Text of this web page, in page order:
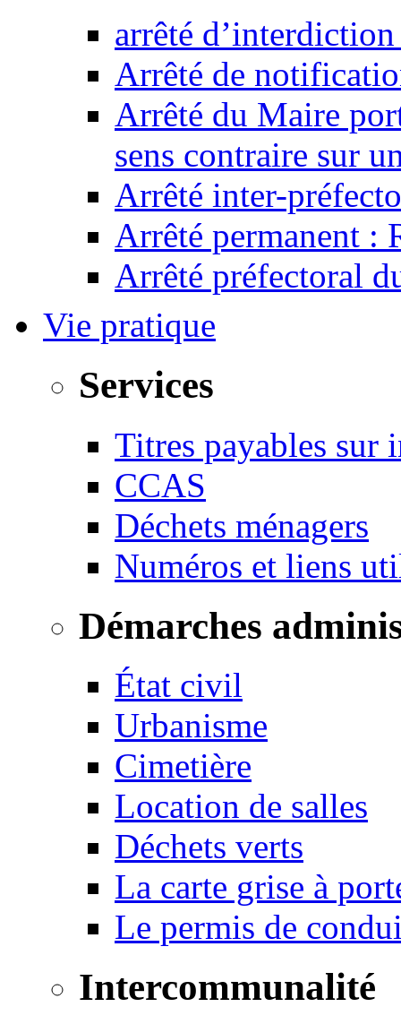
arrêté
Arrêté de
Arrêté du Maire
sens contraire sur
Arrêté inter-
Arrêté permanent :
Arrêté préfectoral
Vie pratique
Services
Titres payables sur
CCAS
Déchets ménagers
Numéros et liens
Démarches
État civil
Urbanisme
Cimetière
Location de salles
Déchets verts
La carte grise à
Le permis de
Intercommunalité